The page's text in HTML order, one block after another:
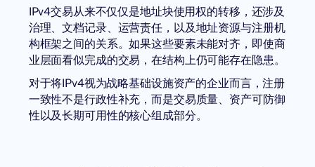
IPv4交易从来不仅仅是地址块使用权的转移，还涉及
治理、文档记录、运营责任，以及地址资源与注册机
构框架之间的关系。如果这些要素未能对齐，即使商
业层面看似完成的交易，在结构上仍可能存在隐患。
对于将IPv4视为战略基础设施资产的企业而言，注册
一致性不是行政性补充，而是交易质量、资产可防御
性以及长期可用性的核心组成部分。